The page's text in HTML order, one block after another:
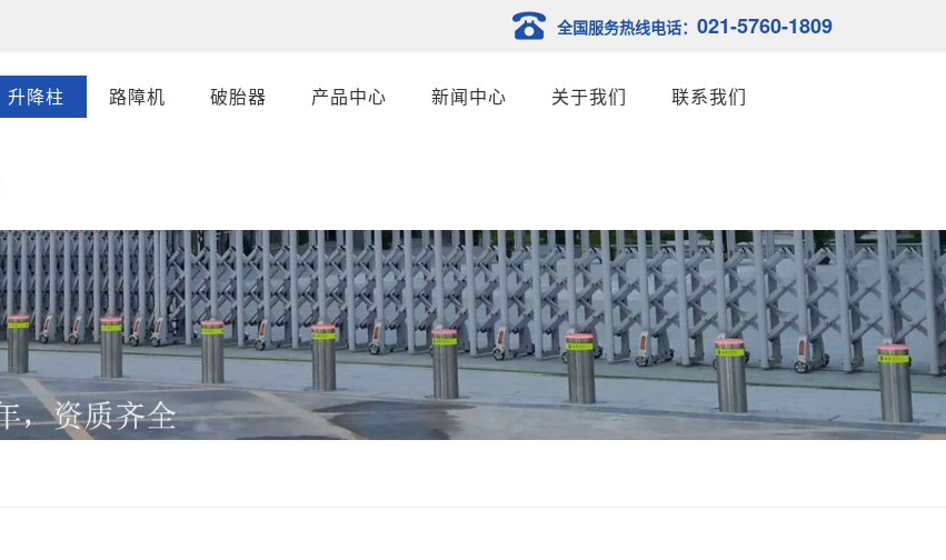
全国服务热线电话： 021-5760-1809
升降柱 路障机 破胎器 产品中心 新闻中心 关于我们 联系我们